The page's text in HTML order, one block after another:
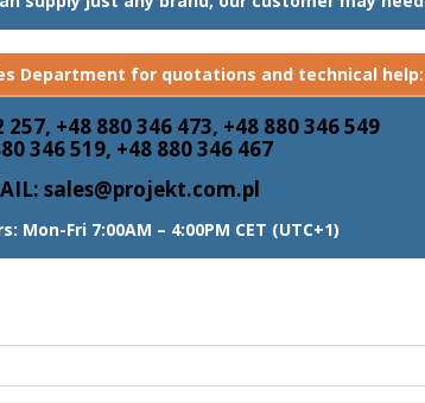
Department for quotations and technical help:
257, +48 880 346 473, +48 880 346 549
346 519, +48 880 346 467
sales@projekt.com.pl
Mon-Fri 7:00AM – 4:00PM CET (UTC+1)